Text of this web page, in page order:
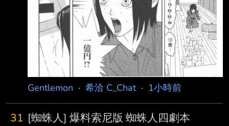
Gentlemon · 希洽 C_Chat· 1小時前
31 [蜘蛛人] 爆料索尼版 蜘蛛人四劇本